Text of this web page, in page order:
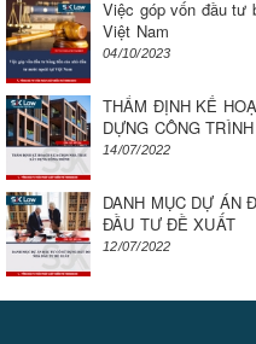
Việc góp vốn đầu tư
Việt Nam
04/10/2023
THẨM ĐỊNH KẾ
DỰNG CÔNG TRÌNH
14/07/2022
DANH MỤC DỰ ÁN
ĐẦU TƯ ĐỀ XUẤT
12/07/2022